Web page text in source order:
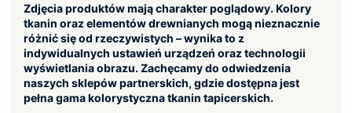
Zdjęcia produktów mają charakter poglądowy. Kolory
tkanin oraz elementów drewnianych mogą nieznacznie
różnić się od rzeczywistych – wynika to z
indywidualnych ustawień urządzeń oraz technologii
wyświetlania obrazu. Zachęcamy do odwiedzenia
naszych sklepów partnerskich, gdzie dostępna jest
pełna gama kolorystyczna tkanin tapicerskich.